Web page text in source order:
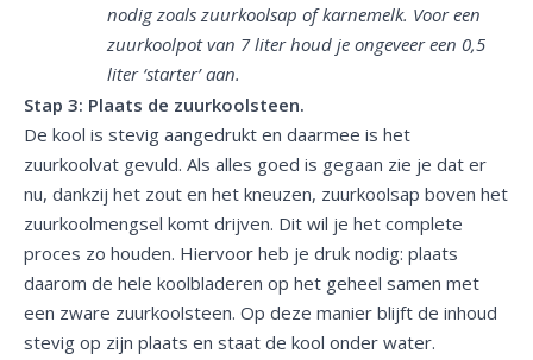
nodig zoals zuurkoolsap of karnemelk. Voor een
zuurkoolpot van 7 liter houd je ongeveer een 0,5
liter ‘starter’ aan.
Stap 3: Plaats de zuurkoolsteen.
De kool is stevig aangedrukt en daarmee is het
zuurkoolvat gevuld. Als alles goed is gegaan zie je dat er
nu, dankzij het zout en het kneuzen, zuurkoolsap boven het
zuurkoolmengsel komt drijven. Dit wil je het complete
proces zo houden. Hiervoor heb je druk nodig: plaats
daarom de hele koolbladeren op het geheel samen met
een zware zuurkoolsteen. Op deze manier blijft de inhoud
stevig op zijn plaats en staat de kool onder water.